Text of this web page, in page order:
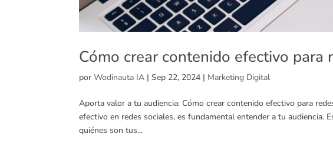
Cómo crear contenido efectivo para
porWodinauta IA |Sep 22, 2024 | Marketing Digital
Aporta valor a tu audiencia: Cómo crear contenido efectivo para
efectivo en redes sociales, es fundamental entender a tu audiencia.
quiénes son tus...